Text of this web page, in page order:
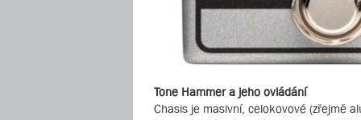
Tone Hammer a jeho ovládání
Chasis je masivní, celokovové (zřejmě